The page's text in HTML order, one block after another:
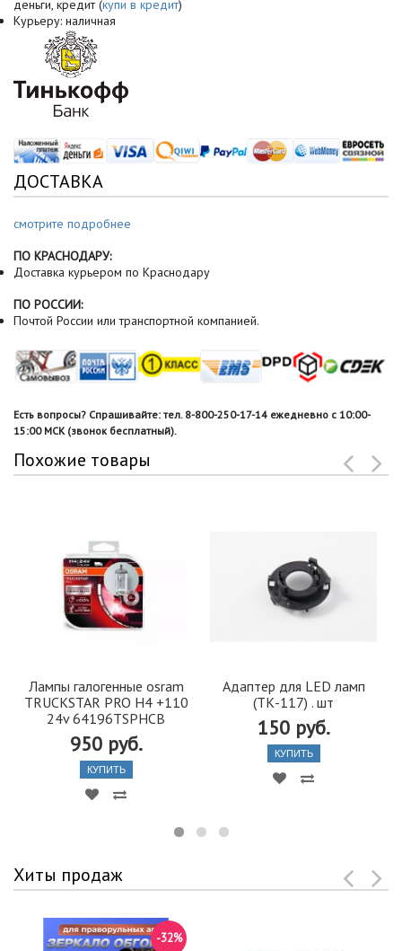
деньги, кредит (купи в кредит)
Курьеру: наличная
ДОСТАВКА
смотрите подробнее
ПО КРАСНОДАРУ:
Доставка курьером по Краснодару
ПО РОССИИ:
Почтой России или транспортной компанией.
Есть вопросы? Спрашивайте: тел. 8-800-250-17-14 ежедневно с 10:00-
15:00 МСК (звонок бесплатный).
Похожие товары
Лампы галогенные osram
TRUCKSTAR PRO H4 +110
24v 64196TSPHCB
950 руб.
КУПИТЬ
Адаптер для LED ламп
(ТК-117) . шт
150 руб.
КУПИТЬ
Хиты продаж
-32%